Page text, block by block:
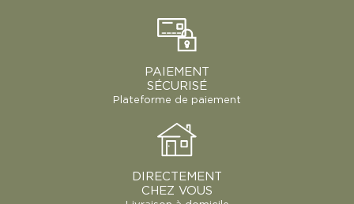
PAIEMENT
SÉCURISÉ
Plateforme de paiement
DIRECTEMENT
CHEZ VOUS